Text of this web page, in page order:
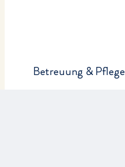
Betreuung & Pflege